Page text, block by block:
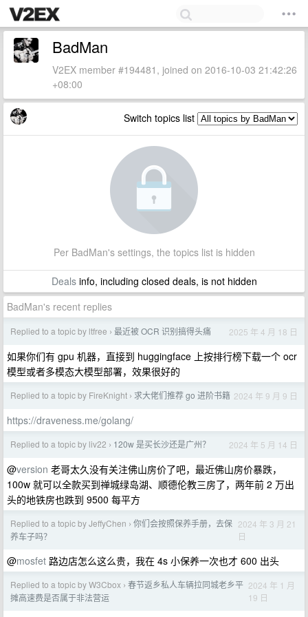
BadMan
V2EX member #194481, joined on 2016-10-03 21:42:26
+08:00
Switch topics list
Per BadMan's settings, the topics list is hidden
Dealsinfo, including closed deals, is not hidden
BadMan's recent replies
Replied to a topic by ltfree › 最近被 OCR 识别搞得头痛 2025 年 4 月 18 日
如果你们有 gpu 机器，直接到 huggingface 上按排行榜下载一个 ocr
模型或者多模态大模型部署，效果很好的
Replied to a topic by FireKnight › 求大佬们推荐 go 进阶书籍 2024 年 9 月 9 日
https://draveness.me/golang/
Replied to a topic by liv22 › 120w 是买长沙还是广州？ 2024 年 5 月 14 日
@version 老哥太久没有关注佛山房价了吧，最近佛山房价暴跌，
100w 就可以全款买到禅城绿岛湖、顺德伦教三房了，两年前 2 万出
头的地铁房也跌到 9500 每平方
Replied to a topic by JeffyChen › 你们会按照保养手册，去保
养车子吗？
2024 年 3 月 21
日
@mosfet 路边店怎么这么贵，我在 4s 小保养一次也才 600 出头
Replied to a topic by W3Cbox › 春节返乡私人车辆拉同城老乡平
摊高速费是否属于非法营运
2024 年 1 月
19 日